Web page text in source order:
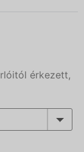
érkezett,